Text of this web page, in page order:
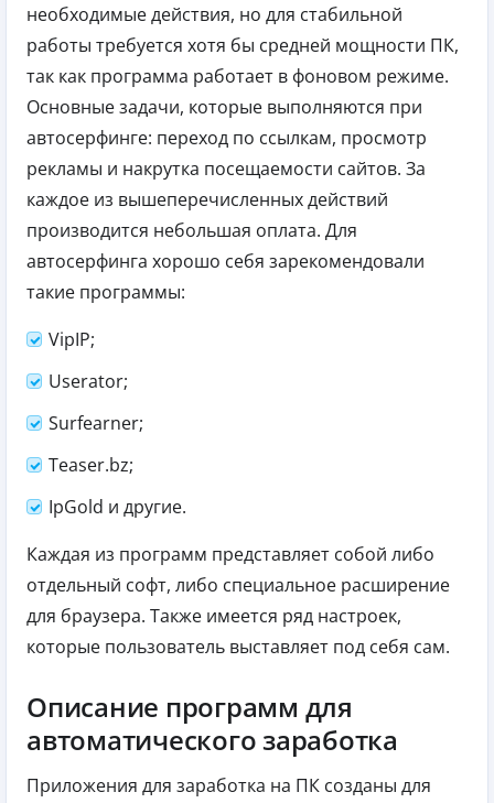
необходимые действия, но для стабильной
работы требуется хотя бы средней мощности ПК,
так как программа работает в фоновом режиме.
Основные задачи, которые выполняются при
автосерфинге: переход по ссылкам, просмотр
рекламы и накрутка посещаемости сайтов. За
каждое из вышеперечисленных действий
производится небольшая оплата. Для
автосерфинга хорошо себя зарекомендовали
такие программы:
VipIP;
Userator;
Surfearner;
Teaser.bz;
IpGold и другие.
Каждая из программ представляет собой либо
отдельный софт, либо специальное расширение
для браузера. Также имеется ряд настроек,
которые пользователь выставляет под себя сам.
Описание программ для
автоматического заработка
Приложения для заработка на ПК созданы для